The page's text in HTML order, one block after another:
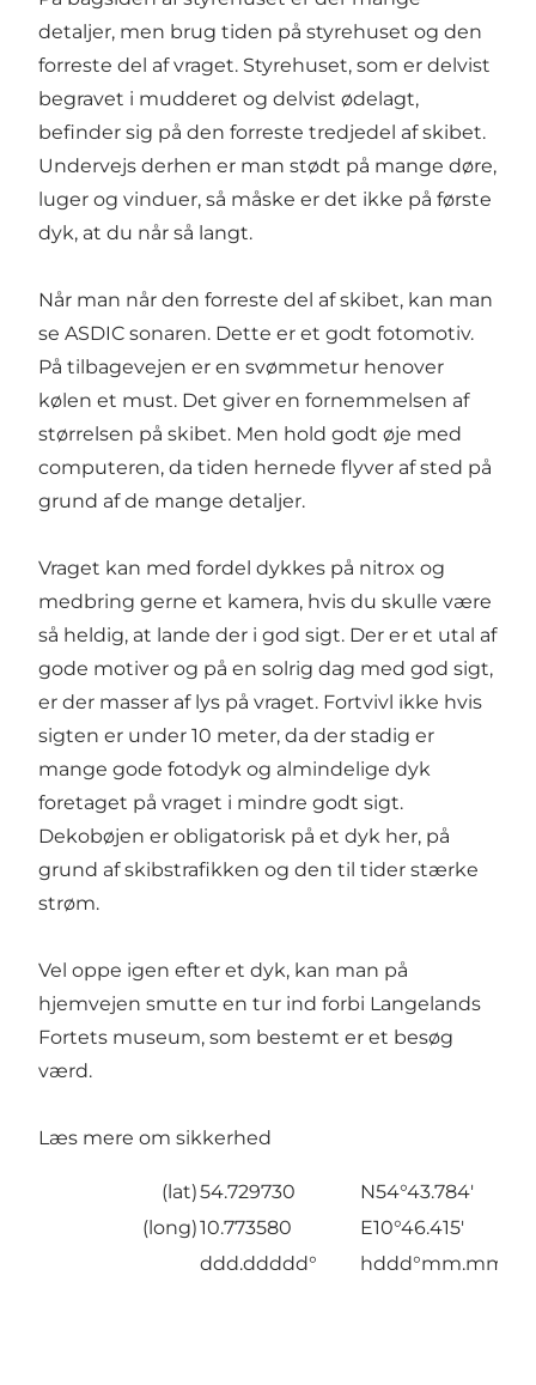
detaljer, men brug tiden på styrehuset og den
forreste del af vraget. Styrehuset, som er delvist
begravet i mudderet og delvist ødelagt,
befinder sig på den forreste tredjedel af skibet.
Undervejs derhen er man stødt på mange døre,
luger og vinduer, så måske er det ikke på første
dyk, at du når så langt.
Når man når den forreste del af skibet, kan man
se ASDIC sonaren. Dette er et godt fotomotiv.
På tilbagevejen er en svømmetur henover
kølen et must. Det giver en fornemmelsen af
størrelsen på skibet. Men hold godt øje med
computeren, da tiden hernede flyver af sted på
grund af de mange detaljer.
Vraget kan med fordel dykkes på nitrox og
medbring gerne et kamera, hvis du skulle være
så heldig, at lande der i god sigt. Der er et utal af
gode motiver og på en solrig dag med god sigt,
er der masser af lys på vraget. Fortvivl ikke hvis
sigten er under 10 meter, da der stadig er
mange gode fotodyk og almindelige dyk
foretaget på vraget i mindre godt sigt.
Dekobøjen er obligatorisk på et dyk her, på
grund af skibstrafikken og den til tider stærke
strøm.
Vel oppe igen efter et dyk, kan man på
hjemvejen smutte en tur ind forbi Langelands
Fortets museum, som bestemt er et besøg
værd.
Læs mere om sikkerhed
(lat)54.729730
N54°43.784'
(long)10.773580
E10°46.415'
ddd.ddddd°
hddd°mm.mmm'